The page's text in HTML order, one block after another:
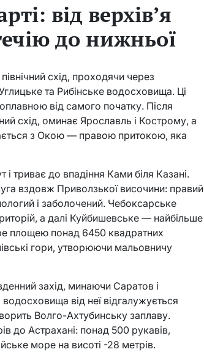
від верхів’я
до нижньої
схід, проходячи через
та Рибінське водосховища. Ці
від самого початку. Після
схід, оминає Ярославль і Кострому, а
з Окою — правою притокою, яка
і триває до впадіння Ками біля Казані.
вздовж Приволзької височини: правий
і заболочений. Чебоксарське
а далі Куйбишевське — найбільше
площею понад 6450 квадратних
гори, утворюючи мальовничу
захід, минаючи Саратов і
від неї відгалужується
Волго-Ахтубинську заплаву.
до Астрахані: понад 500 рукавів,
море на висоті -28 метрів.